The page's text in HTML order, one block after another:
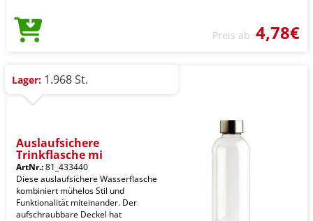
Preis ab 4,78€
Lager: 1.968 St.
Auslaufsichere
Trinkflasche mi
ArtNr.:81_433440
Diese auslaufsichere Wasserflasche
kombiniert mühelos Stil und
Funktionalität miteinander. Der
aufschraubbare Deckel hat